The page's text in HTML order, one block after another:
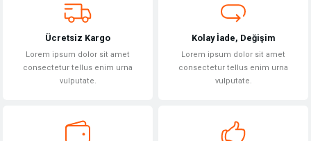
Bu ürüne benzer farklı alternatifler olmalı.
Ücretsiz Kargo
Lorem ipsum dolor sit amet
consectetur tellus enim urna
vulputate.
Kolay İade, Değişim
Lorem ipsum dolor sit amet
consectetur tellus enim urna
vulputate.